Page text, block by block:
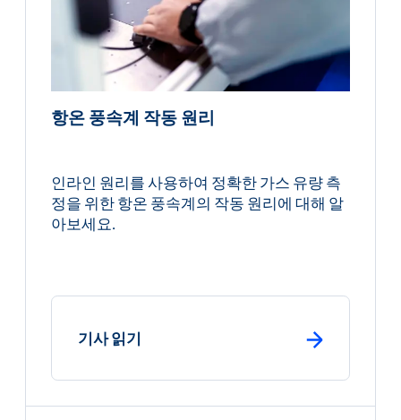
항온 풍속계 작동 원리
인라인 원리를 사용하여 정확한 가스 유량 측
정을 위한 항온 풍속계의 작동 원리에 대해 알
아보세요.
기사 읽기